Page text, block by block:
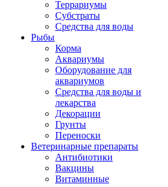
Террариумы
Субстраты
Средства для воды
Рыбы
Корма
Аквариумы
Оборудование для
аквариумов
Средства для воды и
лекарства
Декорации
Грунты
Переноски
Ветеринарные препараты
Антибиотики
Вакцины
Витаминные